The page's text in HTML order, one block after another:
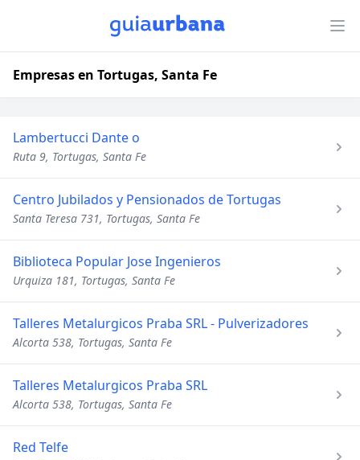
Empresas en Tortugas, Santa Fe
Lambertucci Dante o
Ruta 9, Tortugas, Santa Fe
Centro Jubilados y Pensionados de Tortugas
Santa Teresa 731, Tortugas, Santa Fe
Biblioteca Popular Jose Ingenieros
Urquiza 181, Tortugas, Santa Fe
Talleres Metalurgicos Praba SRL - Pulverizadores
Alcorta 538, Tortugas, Santa Fe
Talleres Metalurgicos Praba SRL
Alcorta 538, Tortugas, Santa Fe
Red Telfe